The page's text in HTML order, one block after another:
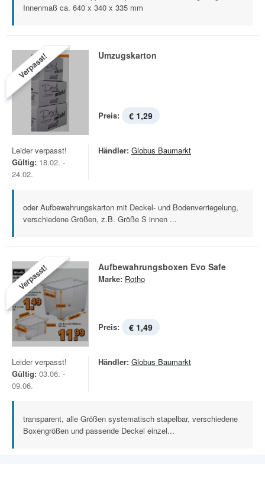
Innenmaß ca. 640 x 340 x 335 mm
Verpasst! Umzugskarton
Preis: € 1,29
Leider verpasst!
Gültig: 18.02. -
24.02.
Händler: Globus Baumarkt
oder Aufbewahrungskarton mit Deckel- und Bodenverriegelung,
verschiedene Größen, z.B. Größe S innen ...
Verpasst! Aufbewahrungsboxen Evo Safe
Marke: Rotho
Preis: € 1,49
Leider verpasst!
Gültig: 03.06. -
09.06.
Händler: Globus Baumarkt
transparent, alle Größen systematisch stapelbar, verschiedene
Boxengrößen und passende Deckel einzel...